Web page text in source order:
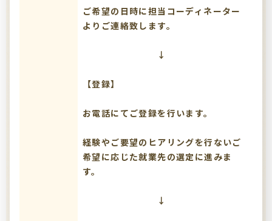
ご希望の日時に担当コーディネーター
よりご連絡致します。
↓
【登録】
お電話にてご登録を行います。
経験やご要望のヒアリングを行ないご
希望に応じた就業先の選定に進みま
す。
↓